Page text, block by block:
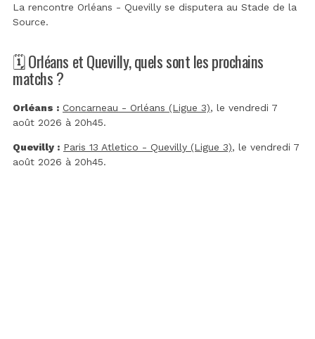
La rencontre Orléans - Quevilly se disputera au Stade de la
Source.
🗓️ Orléans et Quevilly, quels sont les prochains
matchs ?
Orléans : Concarneau - Orléans (Ligue 3), le vendredi 7
août 2026 à 20h45.
Quevilly : Paris 13 Atletico - Quevilly (Ligue 3), le vendredi 7
août 2026 à 20h45.